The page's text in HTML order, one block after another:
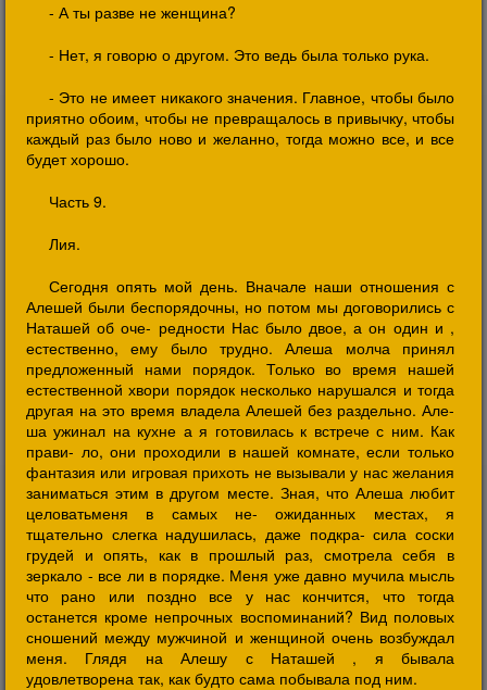
- А ты разве не женщина?
- Нет, я говорю о другом. Это ведь была только рука.
- Это не имеет никакого значения. Главное, чтобы было
приятно обоим, чтобы не превращалось в привычку, чтобы
каждый раз было ново и желанно, тогда можно все, и все
будет хорошо.
Часть 9.
Лия.
Сегодня опять мой день. Вначале наши отношения с
Алешей были беспорядочны, но потом мы договорились с
Наташей об оче- редности Нас было двое, а он один и ,
естественно, ему было трудно. Алеша молча принял
предложенный нами порядок. Только во время нашей
естественной хвори порядок несколько нарушался и тогда
другая на это время владела Алешей без раздельно. Але-
ша ужинал на кухне а я готовилась к встрече с ним. Как
прави- ло, они проходили в нашей комнате, если только
фантазия или игровая прихоть не вызывали у нас желания
заниматься этим в другом месте. Зная, что Алеша любит
целоватьменя в самых не- ожиданных местах, я
тщательно слегка надушилась, даже подкра- сила соски
грудей и опять, как в прошлый раз, смотрела себя в
зеркало - все ли в порядке. Меня уже давно мучила мысль
что рано или поздно все у нас кончится, что тогда
останется кроме непрочных воспоминаний? Вид половых
сношений между мужчиной и женщиной очень возбуждал
меня. Глядя на Алешу с Наташей , я бывала
удовлетворена так, как будто сама побывала под ним.